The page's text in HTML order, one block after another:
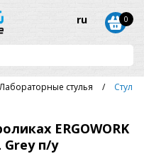
ru 0
Лабораторные стулья Cтул
ERGOWORK
Grey п/у